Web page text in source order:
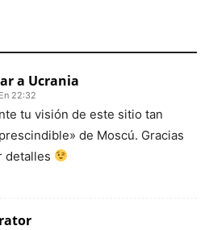
a Ucrania
22:32
tu visión de este sitio tan
de Moscú. Gracias
detalles